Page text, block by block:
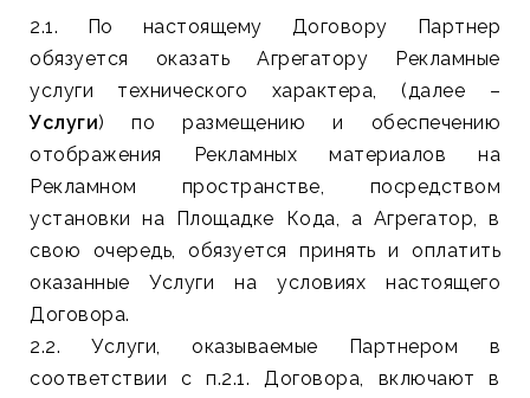
2.1. По настоящему Договору Партнер
обязуется оказать Агрегатору Рекламные
услуги технического характера, (далее –
Услуги) по размещению и обеспечению
отображения Рекламных материалов на
Рекламном пространстве, посредством
установки на Площадке Кода, а Агрегатор, в
свою очередь, обязуется принять и оплатить
оказанные Услуги на условиях настоящего
Договора.
2.2. Услуги, оказываемые Партнером в
соответствии с п.2.1. Договора, включают в